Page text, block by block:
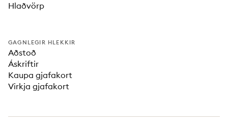
Hlaðvörp
GAGNLEGIR HLEKKIR
Aðstoð
Áskriftir
Kaupa gjafakort
Virkja gjafakort